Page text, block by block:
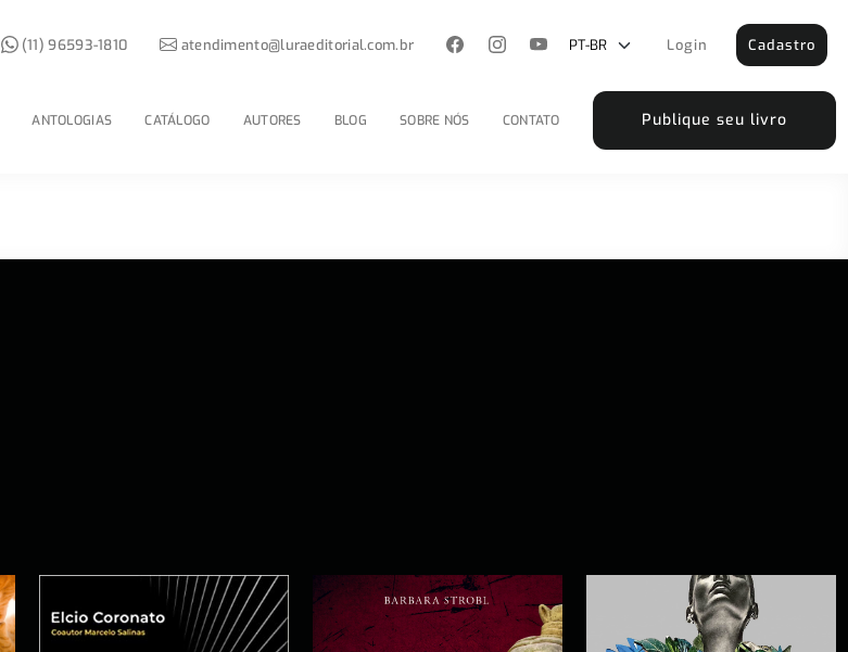
ANTOLOGIAS CATÁLOGO AUTORES BLOG SOBRE NÓS CONTATO Publique seu livro
(11) 96593-1810 atendimento@luraeditorial.com.br Login Cadastro